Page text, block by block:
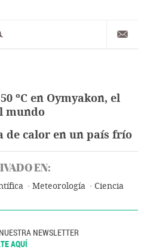
ºC en Oymyakon, el
mundo
de calor en un país frío
EN:
Meteorología Ciencia
NEWSLETTER
AQUÍ